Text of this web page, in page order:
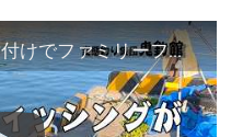
【釣り 北海道】 車横付けでファミリーフィッシング まだまだ釣れるぞ！